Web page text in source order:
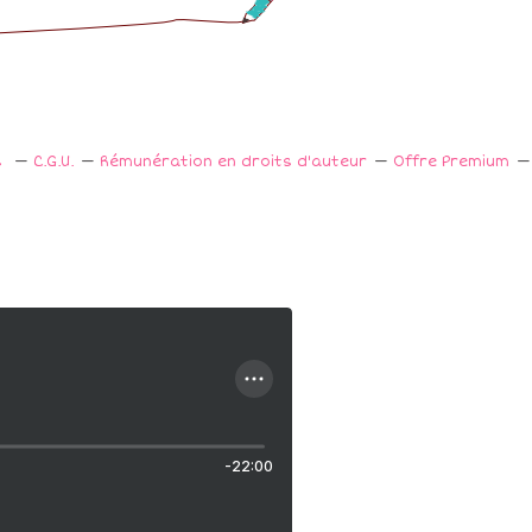
C.G.U. Rémunération en droits d'auteur Offre Premium
-22:00